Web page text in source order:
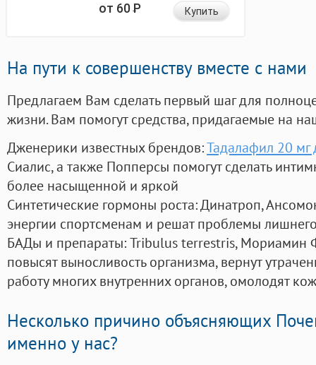
от 60Р Купить
На пути к совершенству вместе с нами
Предлагаем Вам сделать первый шаг для
жизни. Вам помогут средства, придагаемые на
Дженерики известных брендов:Тадалафил 20 мг
Сиалис, а также Попперсы помогут сделать
более насыщенной и яркой
Синтетические гормоны роста: Динатроп,
энергии спортсменам и решат проблемы
БАДы и препараты:Tribulus terrestris, Мориамин
повысят выносливость организма, вернут
работу многих внутренних органов, омолодят
Несколько причино объясняющих
именно у нас?